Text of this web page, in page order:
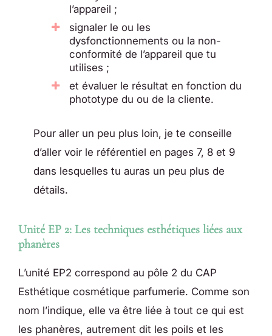
l’appareil ;
signaler le ou les
dysfonctionnements ou la non-
conformité de l’appareil que tu
utilises ;
et évaluer le résultat en fonction du
phototype du ou de la cliente.
Pour aller un peu plus loin, je te conseille
d’aller voir le référentiel en pages 7, 8 et 9
dans lesquelles tu auras un peu plus de
détails.
Unité EP 2: Les techniques esthétiques liées aux
phanères
L’unité EP2 correspond au pôle 2 du CAP
Esthétique cosmétique parfumerie. Comme son
nom l’indique, elle va être liée à tout ce qui est
les phanères, autrement dit les poils et les